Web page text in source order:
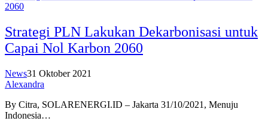
Strategi PLN Lakukan Dekarbonisasi untuk
Capai Nol Karbon 2060
News31 Oktober 2021
Alexandra
By Citra, SOLARENERGI.ID – Jakarta 31/10/2021, Menuju
Indonesia…